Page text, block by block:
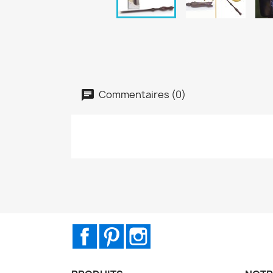
Commentaires (0)
FacebookPinterest